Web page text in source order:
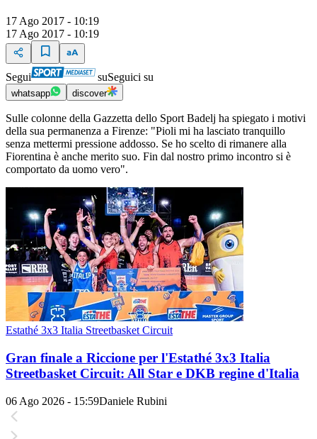
17 Ago 2017 - 10:19
17 Ago 2017 - 10:19
Segui suSeguici su
whatsapp discover
Sulle colonne della Gazzetta dello Sport Badelj ha spiegato i motivi
della sua permanenza a Firenze: "Pioli mi ha lasciato tranquillo
senza mettermi pressione addosso. Se ho scelto di rimanere alla
Fiorentina è anche merito suo. Fin dal nostro primo incontro si è
comportato da uomo vero".
Estathé 3x3 Italia Streetbasket Circuit
Gran finale a Riccione per l'Estathé 3x3 Italia
Streetbasket Circuit: All Star e DKB regine d'Italia
06 Ago 2026 - 15:59Daniele Rubini